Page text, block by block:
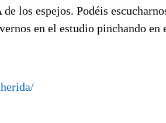
los espejos. Podéis
en el estudio pinchando en